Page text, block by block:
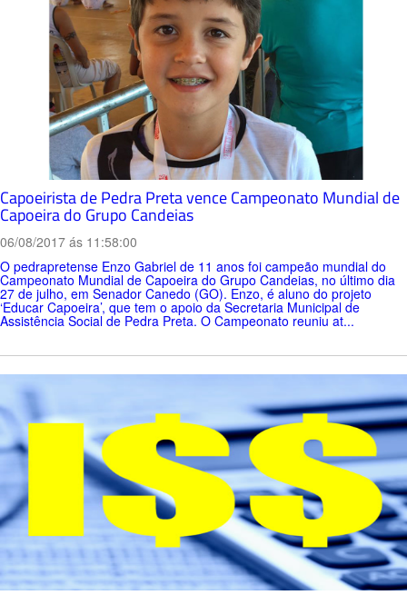
Capoeirista de Pedra Preta vence Campeonato Mundial de
Capoeira do Grupo Candeias
06/08/2017 ás 11:58:00
O pedrapretense Enzo Gabriel de 11 anos foi campeão mundial do
Campeonato Mundial de Capoeira do Grupo Candeias, no último dia
27 de julho, em Senador Canedo (GO). Enzo, é aluno do projeto
‘Educar Capoeira’, que tem o apoio da Secretaria Municipal de
Assistência Social de Pedra Preta. O Campeonato reuniu at...